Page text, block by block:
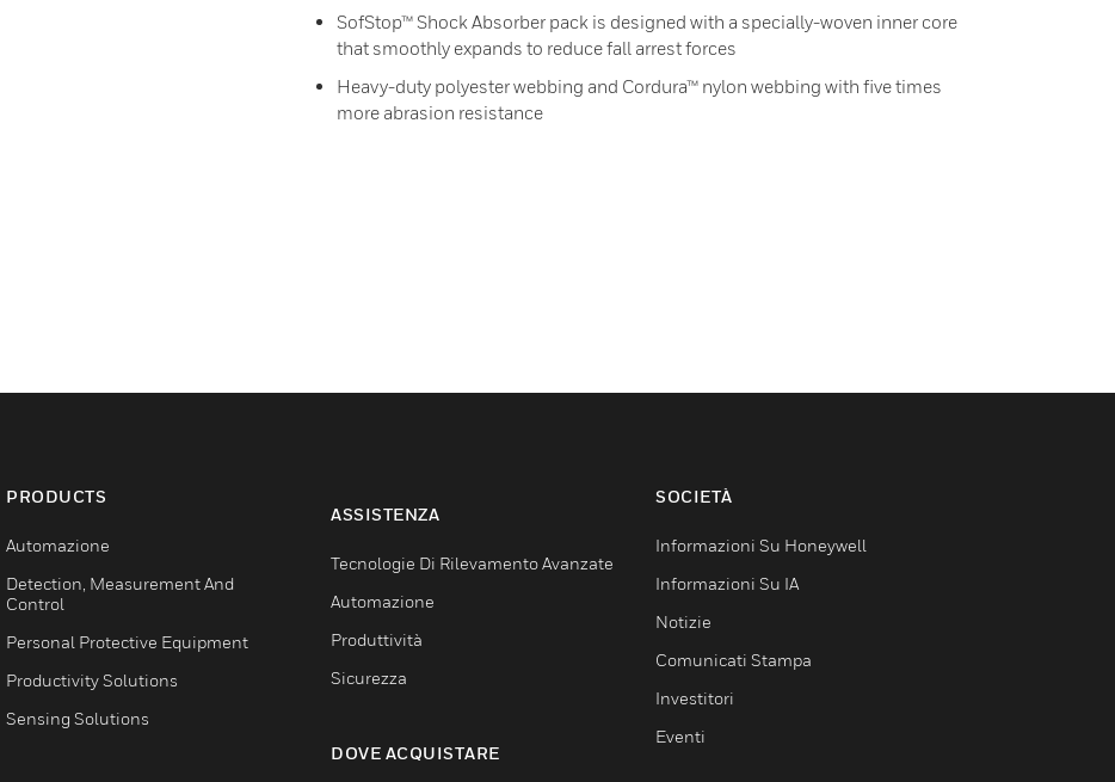
SofStop™ Shock Absorber pack is designed with a specially-woven inner core
that smoothly expands to reduce fall arrest forces
Heavy-duty polyester webbing and Cordura™ nylon webbing with five times
more abrasion resistance
PRODUCTS
Automazione
Detection, Measurement And
Control
Personal Protective Equipment
Productivity Solutions
Sensing Solutions
ASSISTENZA
Tecnologie Di Rilevamento Avanzate
Automazione
Produttività
Sicurezza
DOVE ACQUISTARE
SOCIETÀ
Informazioni Su Honeywell
Informazioni Su IA
Notizie
Comunicati Stampa
Investitori
Eventi